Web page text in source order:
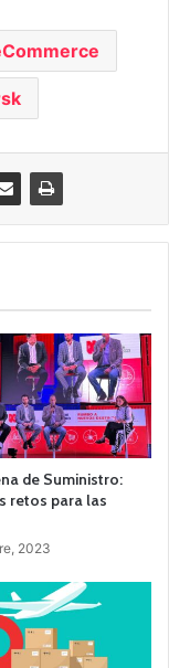
de Suministro:
retos para las
2023